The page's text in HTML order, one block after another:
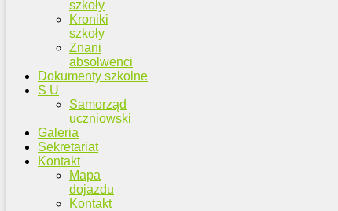
szkoły
Kroniki
szkoły
Znani
absolwenci
Dokumenty szkolne
S U
Samorząd
uczniowski
Galeria
Sekretariat
Kontakt
Mapa
dojazdu
Kontakt